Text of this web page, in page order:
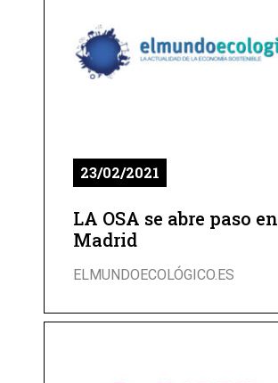
23/02/2021
LA OSA se abre paso en
Madrid
ELMUNDOECOLÓGICO.ES